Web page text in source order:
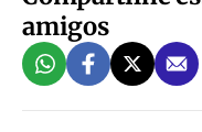
amigos